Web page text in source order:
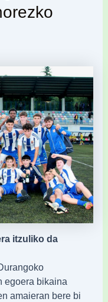
itzuliko da
egoera bikaina
amaieran bere bi